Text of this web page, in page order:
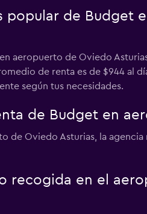
popular de Budget
aeropuerto de Oviedo
de renta es de $944 al
según tus necesidades.
de Budget en
de Oviedo Asturias, la
recogida en el